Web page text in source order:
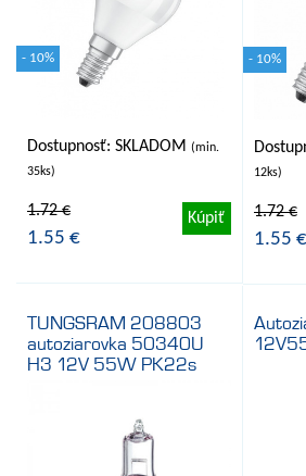
- 10%
Dostupnosť: SKLADOM (min.
35ks)
1.72 €
1.55 €
Kúpiť
- 10%
12ks)
1.72 €
1.55 €
TUNGSRAM 208803
autoziarovka 50340U
H3 12V 55W PK22s